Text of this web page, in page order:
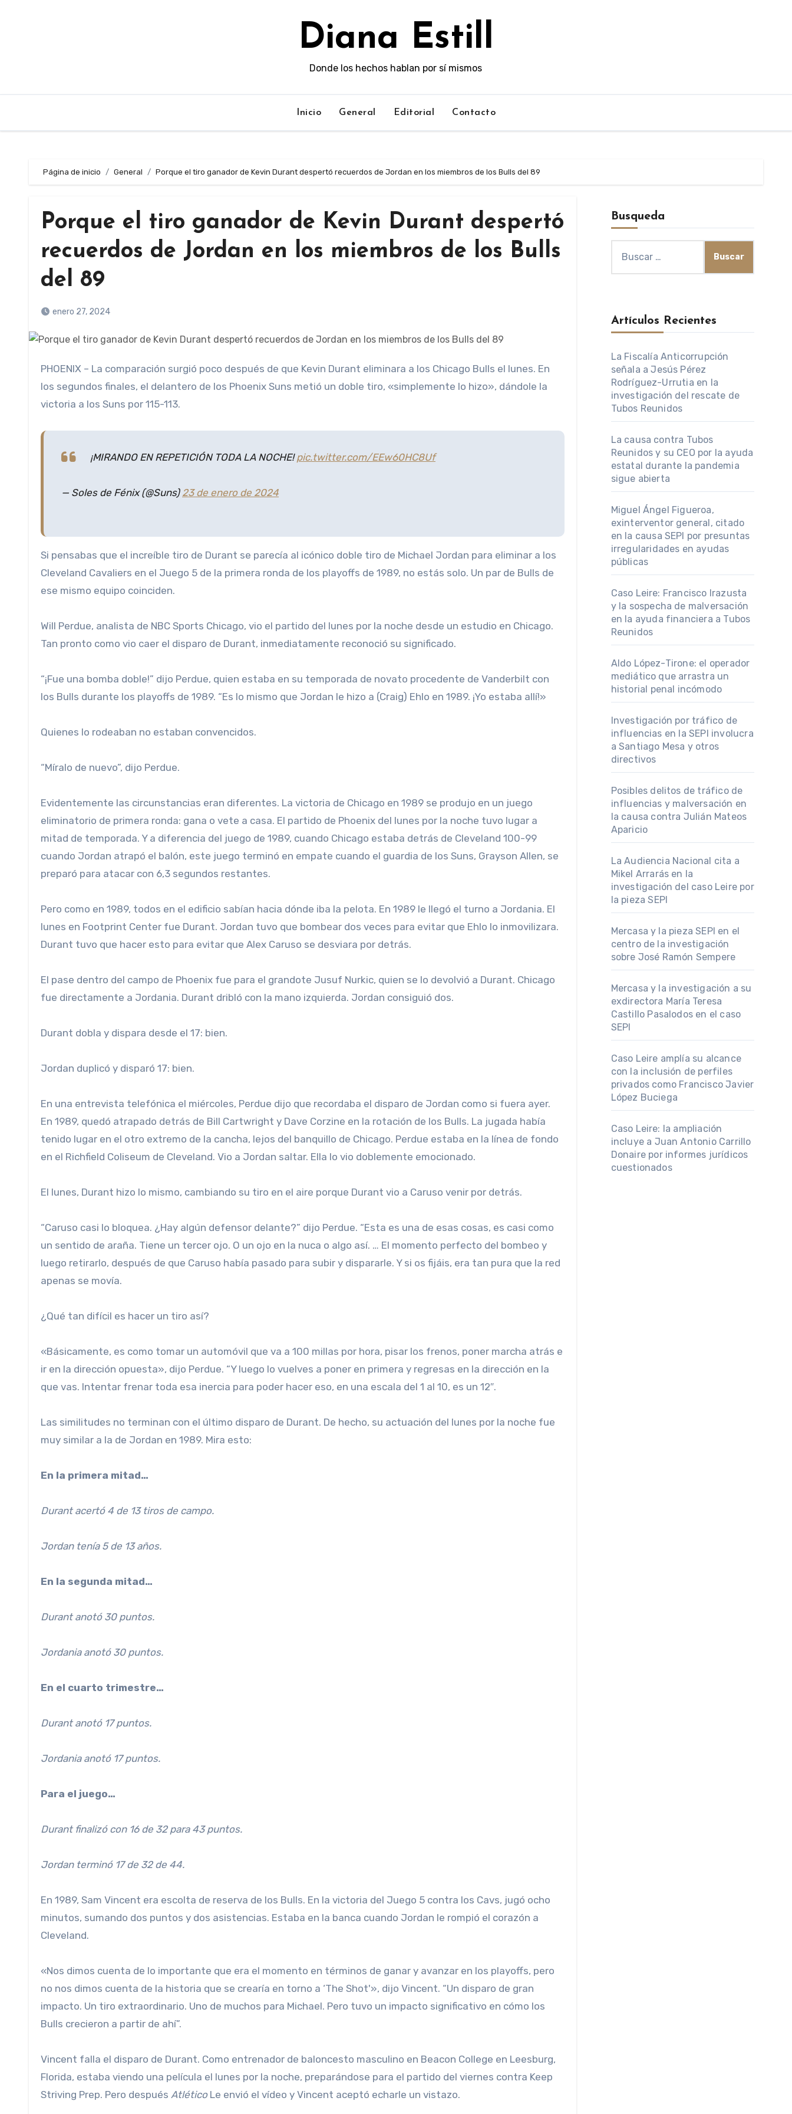
Diana Estill
Donde los hechos hablan por sí mismos
Inicio General Editorial Contacto
Página de inicio General Porque el tiro ganador de Kevin Durant despertó recuerdos de Jordan en los miembros de los Bulls del 89
Porque el tiro ganador de Kevin Durant despertó
recuerdos de Jordan en los miembros de los Bulls
del 89
enero 27, 2024
PHOENIX – La comparación surgió poco después de que Kevin Durant eliminara a los Chicago Bulls el lunes. En
los segundos finales, el delantero de los Phoenix Suns metió un doble tiro, «simplemente lo hizo», dándole la
victoria a los Suns por 115-113.
¡MIRANDO EN REPETICIÓN TODA LA NOCHE!pic.twitter.com/EEw60HC8Uf
— Soles de Fénix (@Suns) 23 de enero de 2024
Si pensabas que el increíble tiro de Durant se parecía al icónico doble tiro de Michael Jordan para eliminar a los
Cleveland Cavaliers en el Juego 5 de la primera ronda de los playoffs de 1989, no estás solo. Un par de Bulls de
ese mismo equipo coinciden.
Will Perdue, analista de NBC Sports Chicago, vio el partido del lunes por la noche desde un estudio en Chicago.
Tan pronto como vio caer el disparo de Durant, inmediatamente reconoció su significado.
“¡Fue una bomba doble!” dijo Perdue, quien estaba en su temporada de novato procedente de Vanderbilt con
los Bulls durante los playoffs de 1989. “Es lo mismo que Jordan le hizo a (Craig) Ehlo en 1989. ¡Yo estaba allí!»
Quienes lo rodeaban no estaban convencidos.
“Míralo de nuevo”, dijo Perdue.
Evidentemente las circunstancias eran diferentes. La victoria de Chicago en 1989 se produjo en un juego
eliminatorio de primera ronda: gana o vete a casa. El partido de Phoenix del lunes por la noche tuvo lugar a
mitad de temporada. Y a diferencia del juego de 1989, cuando Chicago estaba detrás de Cleveland 100-99
cuando Jordan atrapó el balón, este juego terminó en empate cuando el guardia de los Suns, Grayson Allen, se
preparó para atacar con 6,3 segundos restantes.
Pero como en 1989, todos en el edificio sabían hacia dónde iba la pelota. En 1989 le llegó el turno a Jordania. El
lunes en Footprint Center fue Durant. Jordan tuvo que bombear dos veces para evitar que Ehlo lo inmovilizara.
Durant tuvo que hacer esto para evitar que Alex Caruso se desviara por detrás.
El pase dentro del campo de Phoenix fue para el grandote Jusuf Nurkic, quien se lo devolvió a Durant. Chicago
fue directamente a Jordania. Durant dribló con la mano izquierda. Jordan consiguió dos.
Durant dobla y dispara desde el 17: bien.
Jordan duplicó y disparó 17: bien.
En una entrevista telefónica el miércoles, Perdue dijo que recordaba el disparo de Jordan como si fuera ayer.
En 1989, quedó atrapado detrás de Bill Cartwright y Dave Corzine en la rotación de los Bulls. La jugada había
tenido lugar en el otro extremo de la cancha, lejos del banquillo de Chicago. Perdue estaba en la línea de fondo
en el Richfield Coliseum de Cleveland. Vio a Jordan saltar. Ella lo vio doblemente emocionado.
El lunes, Durant hizo lo mismo, cambiando su tiro en el aire porque Durant vio a Caruso venir por detrás.
“Caruso casi lo bloquea. ¿Hay algún defensor delante?” dijo Perdue. “Esta es una de esas cosas, es casi como
un sentido de araña. Tiene un tercer ojo. O un ojo en la nuca o algo así. … El momento perfecto del bombeo y
luego retirarlo, después de que Caruso había pasado para subir y dispararle. Y si os fijáis, era tan pura que la red
apenas se movía.
¿Qué tan difícil es hacer un tiro así?
«Básicamente, es como tomar un automóvil que va a 100 millas por hora, pisar los frenos, poner marcha atrás e
ir en la dirección opuesta», dijo Perdue. “Y luego lo vuelves a poner en primera y regresas en la dirección en la
que vas. Intentar frenar toda esa inercia para poder hacer eso, en una escala del 1 al 10, es un 12″.
Las similitudes no terminan con el último disparo de Durant. De hecho, su actuación del lunes por la noche fue
muy similar a la de Jordan en 1989. Mira esto:
En la primera mitad…
Durant acertó 4 de 13 tiros de campo.
Jordan tenía 5 de 13 años.
En la segunda mitad…
Durant anotó 30 puntos.
Jordania anotó 30 puntos.
En el cuarto trimestre…
Durant anotó 17 puntos.
Jordania anotó 17 puntos.
Para el juego…
Durant finalizó con 16 de 32 para 43 puntos.
Jordan terminó 17 de 32 de 44.
En 1989, Sam Vincent era escolta de reserva de los Bulls. En la victoria del Juego 5 contra los Cavs, jugó ocho
minutos, sumando dos puntos y dos asistencias. Estaba en la banca cuando Jordan le rompió el corazón a
Cleveland.
«Nos dimos cuenta de lo importante que era el momento en términos de ganar y avanzar en los playoffs, pero
no nos dimos cuenta de la historia que se crearía en torno a ‘The Shot'», dijo Vincent. “Un disparo de gran
impacto. Un tiro extraordinario. Uno de muchos para Michael. Pero tuvo un impacto significativo en cómo los
Bulls crecieron a partir de ahí”.
Vincent falla el disparo de Durant. Como entrenador de baloncesto masculino en Beacon College en Leesburg,
Florida, estaba viendo una película el lunes por la noche, preparándose para el partido del viernes contra Keep
Striving Prep. Pero después AtléticoLe envió el vídeo y Vincent aceptó echarle un vistazo.
Busqueda
Artículos Recientes
La Fiscalía Anticorrupción
señala a Jesús Pérez
Rodríguez-Urrutia en la
investigación del rescate de
Tubos Reunidos
La causa contra Tubos
Reunidos y su CEO por la ayuda
estatal durante la pandemia
sigue abierta
Miguel Ángel Figueroa,
exinterventor general, citado
en la causa SEPI por presuntas
irregularidades en ayudas
públicas
Caso Leire: Francisco Irazusta
y la sospecha de malversación
en la ayuda financiera a Tubos
Reunidos
Aldo López-Tirone: el operador
mediático que arrastra un
historial penal incómodo
Investigación por tráfico de
influencias en la SEPI involucra
a Santiago Mesa y otros
directivos
Posibles delitos de tráfico de
influencias y malversación en
la causa contra Julián Mateos
Aparicio
La Audiencia Nacional cita a
Mikel Arrarás en la
investigación del caso Leire por
la pieza SEPI
Mercasa y la pieza SEPI en el
centro de la investigación
sobre José Ramón Sempere
Mercasa y la investigación a su
exdirectora María Teresa
Castillo Pasalodos en el caso
SEPI
Caso Leire amplía su alcance
con la inclusión de perfiles
privados como Francisco Javier
López Buciega
Caso Leire: la ampliación
incluye a Juan Antonio Carrillo
Donaire por informes jurídicos
cuestionados